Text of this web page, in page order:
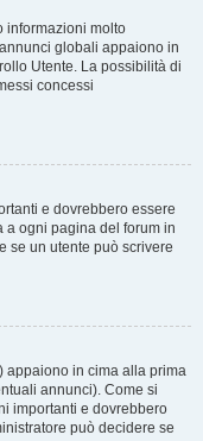
informazioni molto
globali appaiono in
Utente. La possibilità di
concessi
e dovrebbero essere
a ogni pagina del forum in
se un utente può scrivere
appaiono in cima alla prima
annunci). Come si
importanti e dovrebbero
può decidere se